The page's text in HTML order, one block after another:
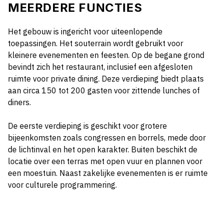
MEERDERE FUNCTIES
Het gebouw is ingericht voor uiteenlopende
toepassingen. Het souterrain wordt gebruikt voor
kleinere evenementen en feesten. Op de begane grond
bevindt zich het restaurant, inclusief een afgesloten
ruimte voor private dining. Deze verdieping biedt plaats
aan circa 150 tot 200 gasten voor zittende lunches of
diners.
De eerste verdieping is geschikt voor grotere
bijeenkomsten zoals congressen en borrels, mede door
de lichtinval en het open karakter. Buiten beschikt de
locatie over een terras met open vuur en plannen voor
een moestuin. Naast zakelijke evenementen is er ruimte
voor culturele programmering.